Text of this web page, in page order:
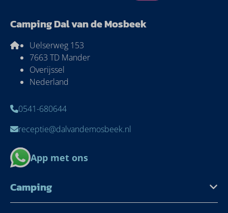
Camping Dal van de Mosbeek
Uelserweg 153
7663 TD Mander
Overijssel
Nederland
0541-680644
receptie@dalvandemosbeek.nl
App met ons
Camping